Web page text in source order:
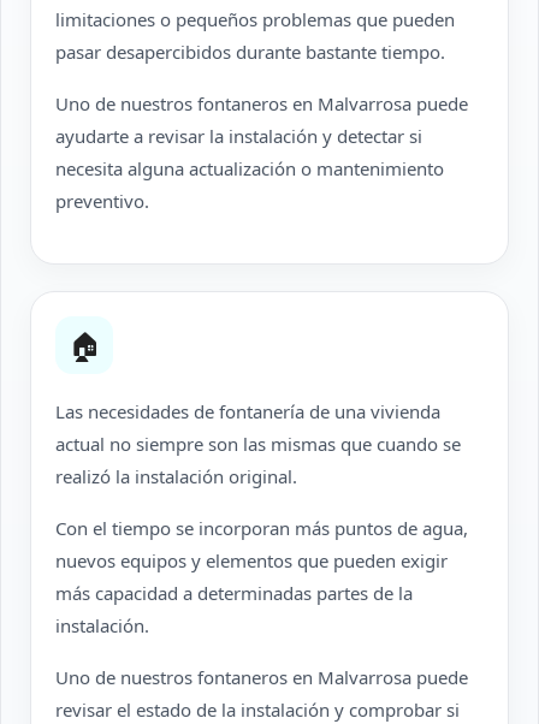
limitaciones o pequeños problemas que pueden
pasar desapercibidos durante bastante tiempo.
Uno de nuestros fontaneros en Malvarrosa puede
ayudarte a revisar la instalación y detectar si
necesita alguna actualización o mantenimiento
preventivo.
🏠
Las necesidades de fontanería de una vivienda
actual no siempre son las mismas que cuando se
realizó la instalación original.
Con el tiempo se incorporan más puntos de agua,
nuevos equipos y elementos que pueden exigir
más capacidad a determinadas partes de la
instalación.
Uno de nuestros fontaneros en Malvarrosa puede
revisar el estado de la instalación y comprobar si